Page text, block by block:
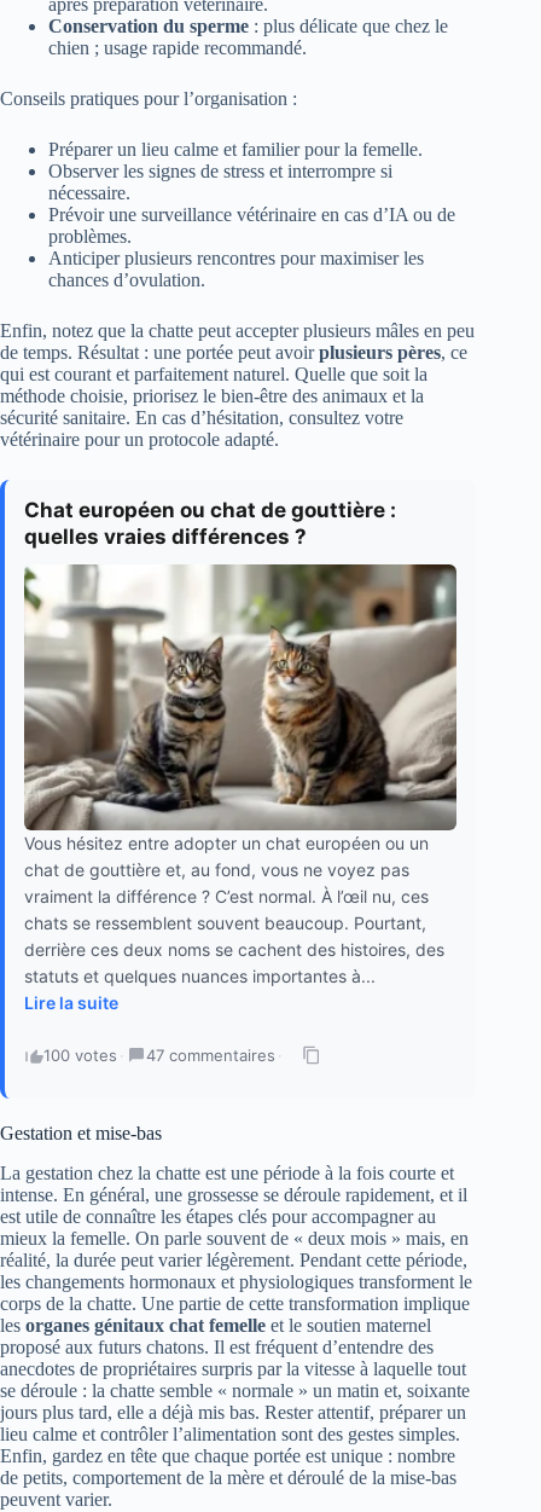
après préparation vétérinaire.
Conservation du sperme : plus délicate que chez le
chien ; usage rapide recommandé.
Conseils pratiques pour l’organisation :
Préparer un lieu calme et familier pour la femelle.
Observer les signes de stress et interrompre si
nécessaire.
Prévoir une surveillance vétérinaire en cas d’IA ou de
problèmes.
Anticiper plusieurs rencontres pour maximiser les
chances d’ovulation.
Enfin, notez que la chatte peut accepter plusieurs mâles en peu
de temps. Résultat : une portée peut avoirplusieurs pères, ce
qui est courant et parfaitement naturel. Quelle que soit la
méthode choisie, priorisez le bien-être des animaux et la
sécurité sanitaire. En cas d’hésitation, consultez votre
vétérinaire pour un protocole adapté.
Chat européen ou chat de gouttière :
quelles vraies différences ?
Vous hésitez entre adopter un chat européen ou un
chat de gouttière et, au fond, vous ne voyez pas
vraiment la différence ? C’est normal. À l’œil nu, ces
chats se ressemblent souvent beaucoup. Pourtant,
derrière ces deux noms se cachent des histoires, des
statuts et quelques nuances importantes à...
Lire la suite
100 votes · 47 commentaires ·
Gestation et mise-bas
La gestation chez la chatte est une période à la fois courte et
intense. En général, une grossesse se déroule rapidement, et il
est utile de connaître les étapes clés pour accompagner au
mieux la femelle. On parle souvent de « deux mois » mais, en
réalité, la durée peut varier légèrement. Pendant cette période,
les changements hormonaux et physiologiques transforment le
corps de la chatte. Une partie de cette transformation implique
les organes génitaux chat femelle et le soutien maternel
proposé aux futurs chatons. Il est fréquent d’entendre des
anecdotes de propriétaires surpris par la vitesse à laquelle tout
se déroule : la chatte semble « normale » un matin et, soixante
jours plus tard, elle a déjà mis bas. Rester attentif, préparer un
lieu calme et contrôler l’alimentation sont des gestes simples.
Enfin, gardez en tête que chaque portée est unique : nombre
de petits, comportement de la mère et déroulé de la mise-bas
peuvent varier.